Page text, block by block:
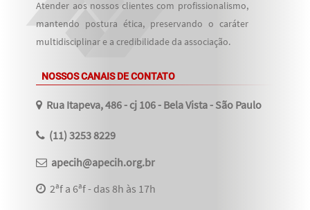
Atender aos nossos clientes com profissionalismo,
mantendo postura ética, preservando o caráter
multidisciplinar e a credibilidade da associação.
NOSSOS CANAIS DE CONTATO
Rua Itapeva, 486 - cj 106 - Bela Vista - São Paulo
(11) 3253 8229
apecih@apecih.org.br
2ªf a 6ªf - das 8h às 17h